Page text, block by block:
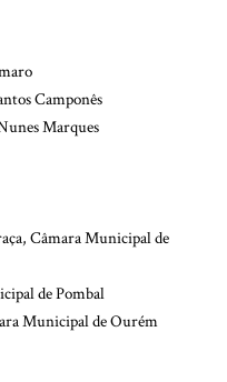
Camponês
Marques
Câmara Municipal de
de Pombal
Municipal de Ourém